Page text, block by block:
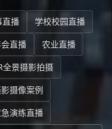
直播
学校校园直播
直播
农业直播
全景摄影拍摄
摄像案例
演练直播